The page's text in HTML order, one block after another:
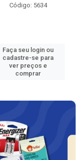
Código: 5634
Faça seu login ou
cadastre-se para
ver preços e
comprar